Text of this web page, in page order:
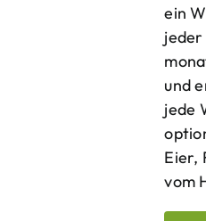
ein
und
jede
Eier,
vom